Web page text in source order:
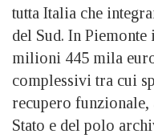
tutta Italia che
del Sud. In
milioni 445 mila
complessivi tra cui
recupero
Stato e del polo